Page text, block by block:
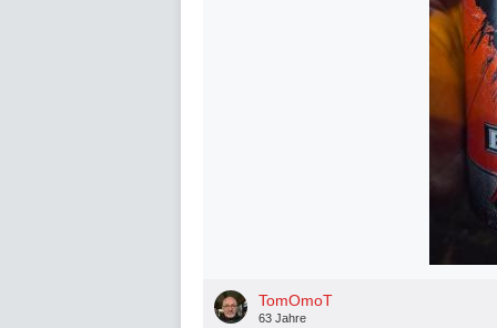
TomOmoT
63 Jahre